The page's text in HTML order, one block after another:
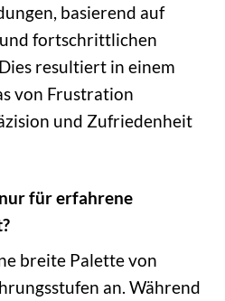
basierend auf
fortschrittlichen
resultiert in einem
von Frustration
und Zufriedenheit
für erfahrene
breite Palette von
an. Während